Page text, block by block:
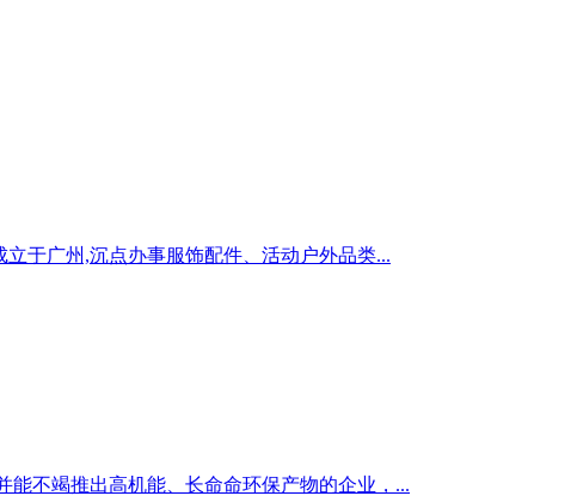
于广州,沉点办事服饰配件、活动户外品类...
不竭推出高机能、长命命环保产物的企业，...